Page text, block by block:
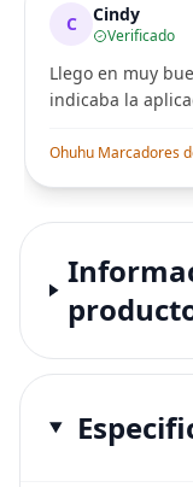
C Cindy
Verificado
Llego en muy
indicaba la